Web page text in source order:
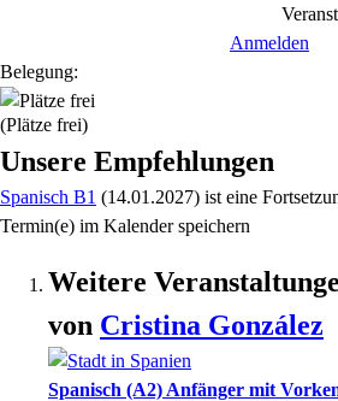
Anmelden
Belegung:
(Plätze frei)
Unsere Empfehlungen
Spanisch B1 (14.01.2027) ist eine
Termin(e) im Kalender speichern
Weitere
von Cristina González
Spanisch (A2) Anfänger mit